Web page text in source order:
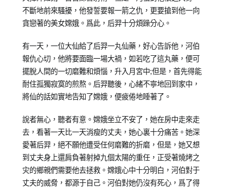
不斷地前來騷擾，他發誓要報一箭之仇，更要搶到他一向
貪戀著的美女嫦娥。爲此，后羿十分煩躁分心。
有一天，一位大仙給了后羿一丸仙藥，好心告訴他，河伯
報仇心切，他將要面臨一場大禍，如若吃了這丸藥，便可
擺脫人間的一切磨難和煩惱，升入月宮中;但是，首先得能
耐住孤獨寂寞的煎熬。后羿聽後，心緒不寧地回到家中，
將仙的話如實地告知了嫦娥，便疲倦地睡著了。
說者無心，聽者有意。嫦娥坐立不安了，她在房中走來走
去，看著一天比一天消瘦的丈夫，她心裏十分痛苦。她深
愛著后羿，絕不願他遭受任何磨難的折磨，但是，她又想
到丈夫身上還肩負著射掉九個太陽的重任，正受著燒烤之
灾的鄉親們需要他去拯救。嫦娥心中十分明白，河伯對于
丈夫的威脅，都源于自己。河伯對她仍沒有死心，爲了得